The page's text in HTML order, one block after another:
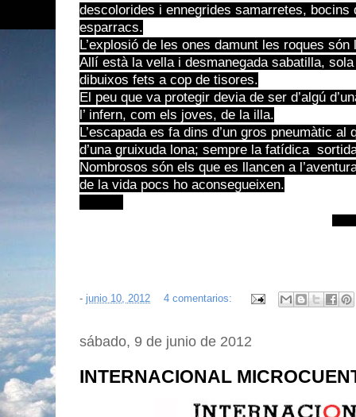
descolorides i ennegrides samarretes,
esparracs.
L’explosió de les ones damunt les roques són
Allí està la vella i desmanegada sabatilla,
dibuixos fets a cop de tisores.
El peu que va protegir devia de ser d’algú
l’ infern, com els joves, de la illa.
L’escapada es fa dins d’un gros pneumàtic al
d’una gruixuda lona; sempre la fatídica
Nombrosos són els que es llancen a
de la vida pocs ho aconsegueixen.
- junio 10, 2012 4 comentarios:
sábado, 9 de junio de 2012
INTERNACIONAL